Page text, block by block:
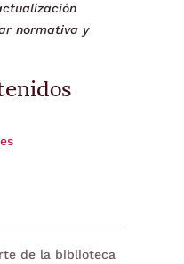
normativa y
de la biblioteca